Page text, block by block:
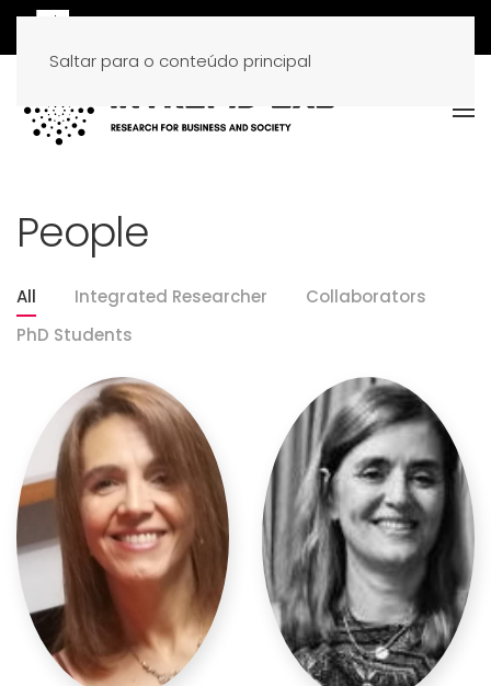
Saltar para o conteúdo principal
People
All Integrated Researcher
Collaborators
PhD Students